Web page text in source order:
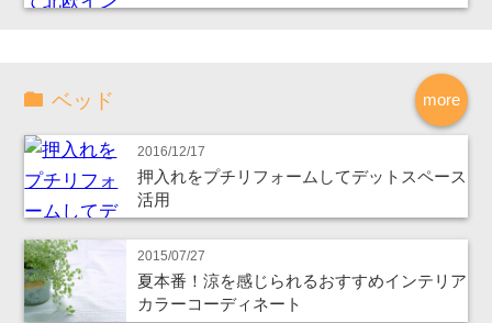
more
ベッド
2016/12/17
押入れをプチリフォームしてデットスペース
活用
2015/07/27
夏本番！涼を感じられるおすすめインテリア
カラーコーディネート